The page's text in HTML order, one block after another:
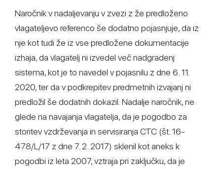
Naročnik v nadaljevanju v zvezi z že predloženo
vlagateljevo referenco še dodatno pojasnjuje, da iz
nje kot tudi že iz vse predložene dokumentacije
izhaja, da vlagatelj ni izvedel več nadgradenj
sistema, kot je to navedel v pojasnilu z dne 6. 11.
2020, ter da v podkrepitev predmetnih izvajanj ni
predložil še dodatnih dokazil. Nadalje naročnik, ne
glede na navajanja vlagatelja, da je pogodbo za
storitev vzdrževanja in servisiranja CTC (št. 16-
478/L/17 z dne 7. 2. 2017) sklenil kot aneks k
pogodbi iz leta 2007, vztraja pri zaključku, da je